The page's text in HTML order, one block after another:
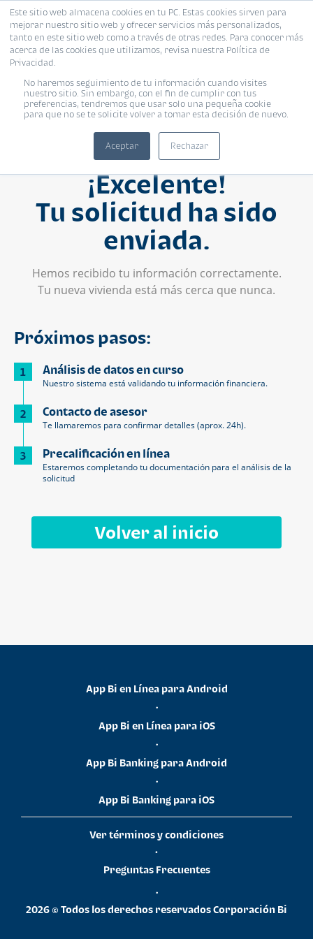
Este sitio web almacena cookies en tu PC. Estas cookies sirven para
mejorar nuestro sitio web y ofrecer servicios más personalizados,
tanto en este sitio web como a través de otras redes. Para conocer más
acerca de las cookies que utilizamos, revisa nuestra Política de
Privacidad.
No haremos seguimiento de tu información cuando visites
nuestro sitio. Sin embargo, con el fin de cumplir con tus
preferencias, tendremos que usar solo una pequeña cookie
para que no se te solicite volver a tomar esta decisión de nuevo.
Aceptar Rechazar
¡Excelente!
Tu solicitud ha sido
enviada.
Hemos recibido tu información correctamente.
Tu nueva vivienda está más cerca que nunca.
Próximos pasos:
1 Análisis de datos en curso
Nuestro sistema está validando tu información financiera.
2 Contacto de asesor
Te llamaremos para confirmar detalles (aprox. 24h).
3 Precalificación en línea
Estaremos completando tu documentación para el análisis de la
solicitud
Volver al inicio
App Bi en Línea para Android
•
App Bi en Línea para iOS
•
App Bi Banking para Android
•
App Bi Banking para iOS
Ver términos y condiciones
•
Preguntas Frecuentes
•
2026 © Todos los derechos reservados Corporación Bi